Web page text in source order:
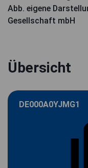
Abb. eigene
Gesellschaft mbH
Übersicht
DE000A0YJMG1